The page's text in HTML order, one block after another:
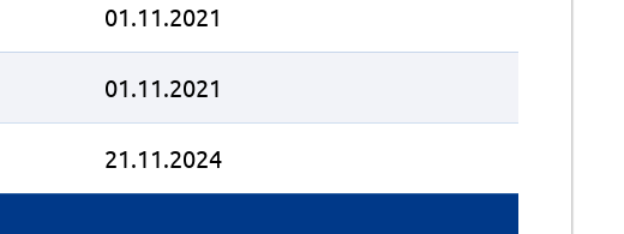
01.11.2021
01.11.2021
21.11.2024